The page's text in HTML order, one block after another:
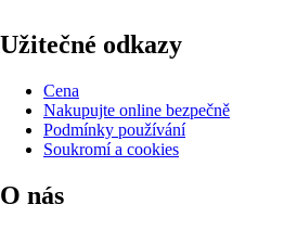
Užitečné odkazy
Cena
Nakupujte online bezpečně
Podmínky používání
Soukromí a cookies
O nás